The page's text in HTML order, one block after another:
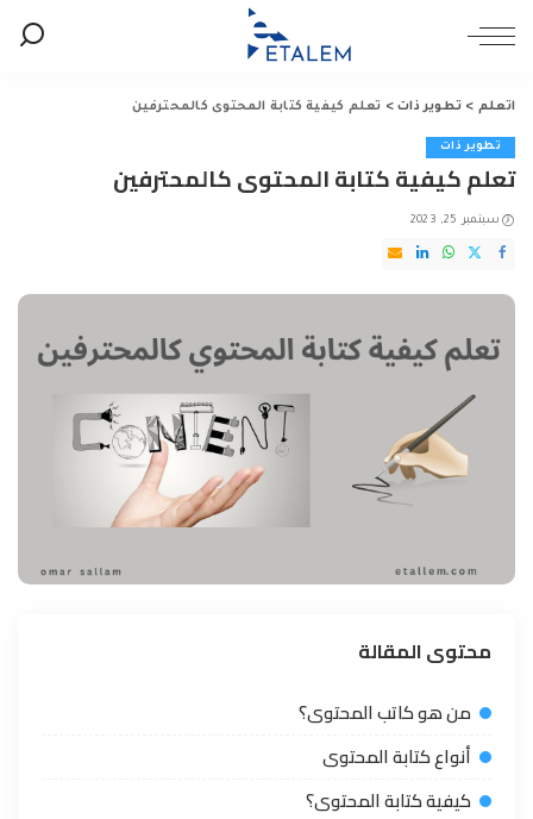
اتعلم > تطوير ذات> تعلم كيفية كتابة المحتوى كالمحترفين
تطوير ذات
تعلم كيفية كتابة المحتوى كالمحترفين
سبتمبر 25, 2023
محتوى المقالة
من هو كاتب المحتوى؟
أنواع كتابة المحتوى
كيفية كتابة المحتوى؟